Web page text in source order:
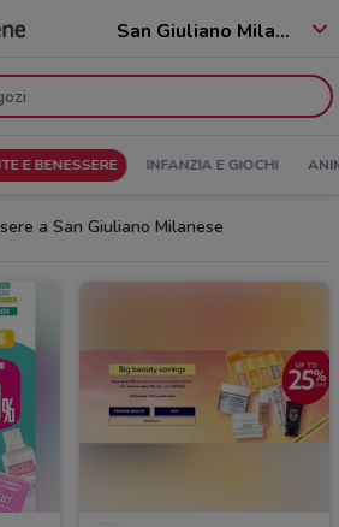
San Giuliano Milanese - 20098
E BENESSERE INFANZIA E GIOCHI
a San Giuliano Milanese